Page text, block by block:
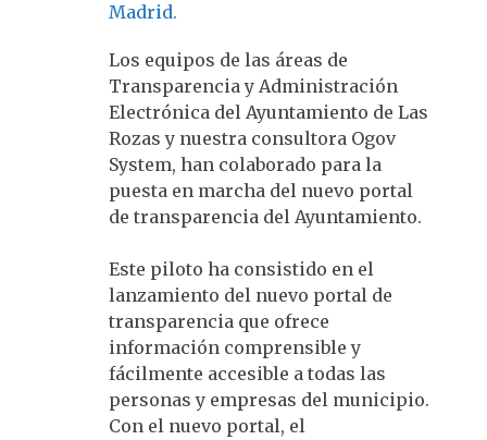
Madrid.
Los equipos de las áreas de
Transparencia y Administración
Electrónica del Ayuntamiento de Las
Rozas y nuestra consultora Ogov
System, han colaborado para la
puesta en marcha del nuevo portal
de transparencia del Ayuntamiento.
Este piloto ha consistido en el
lanzamiento del nuevo portal de
transparencia que ofrece
información comprensible y
fácilmente accesible a todas las
personas y empresas del municipio.
Con el nuevo portal, el